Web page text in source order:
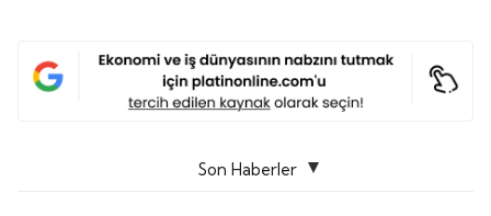
Son Haberler